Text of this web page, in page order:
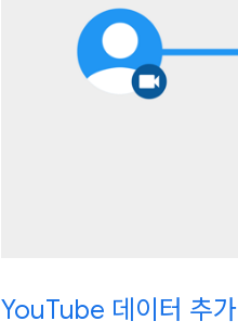
YouTube 데이터 추가